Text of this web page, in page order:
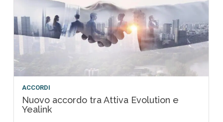
ACCORDI
Nuovo accordo tra Attiva Evolution e
Yealink